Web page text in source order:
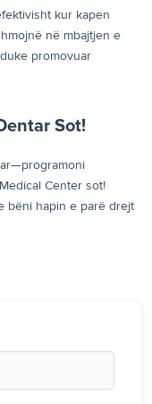
kur kapen
në mbajtjen e
promovuar
Sot!
Center sot!
bëni hapin e parë drejt